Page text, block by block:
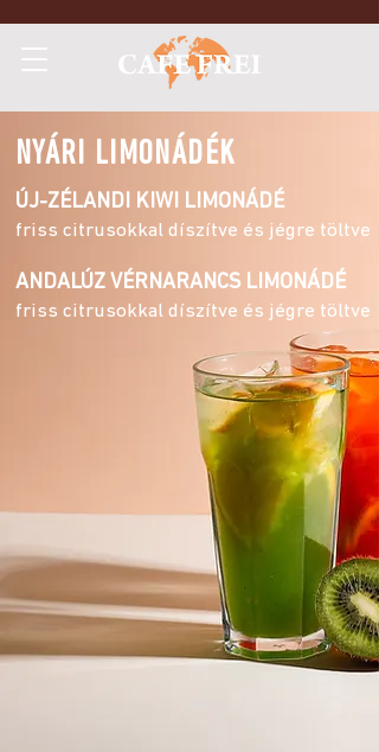
NYÁRI LIMONÁDÉK
ÚJ-ZÉLANDI KIWI LIMONÁDÉ
friss citrusokkal díszítve és jégre töltve
ANDALÚZ VÉRNARANCS LIMONÁDÉ
friss citrusokkal díszítve és jégre töltve